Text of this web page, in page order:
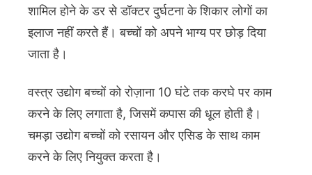
शामिल होने के डर से डॉक्टर दुर्घटना के शिकार लोगों का
इलाज नहीं करते हैं। बच्चों को अपने भाग्य पर छोड़ दिया
जाता है।
वस्त्र उद्योग बच्चों को रोज़ाना 10 घंटे तक करघे पर काम
करने के लिए लगाता है, जिसमें कपास की धूल होती है।
चमड़ा उद्योग बच्चों को रसायन और एसिड के साथ काम
करने के लिए नियुक्त करता है।